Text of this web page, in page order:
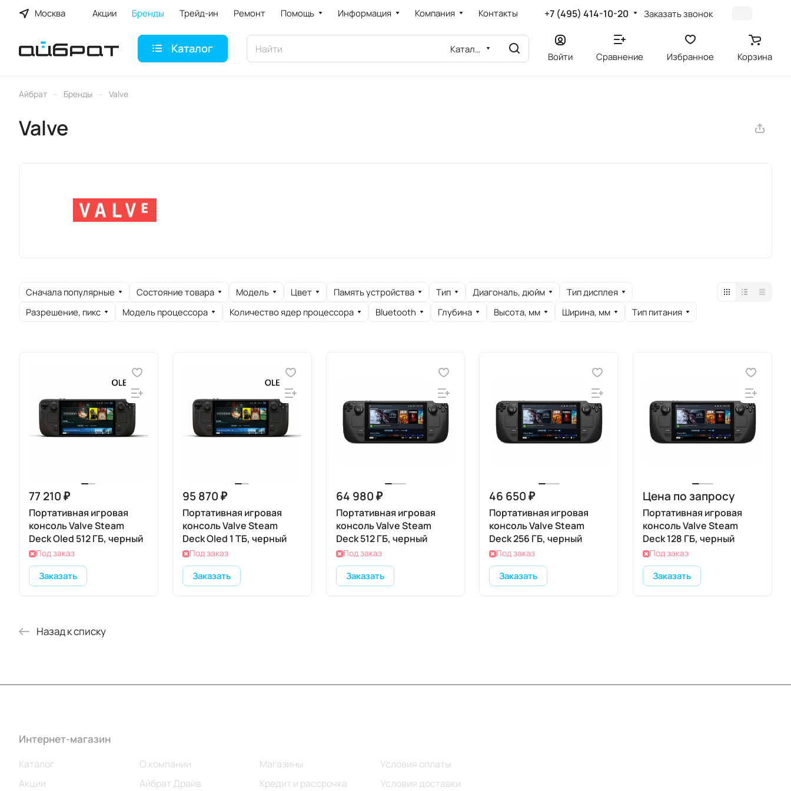
Москва Акции Бренды Трейд-ин Ремонт Помощь Информация Компания Контакты +7 (495) 414-10-20 Заказать звонок
Каталог Каталог
Войти Сравнение Избранное Корзина
Айбрат – Бренды – Valve
Valve
Сначала популярные Состояние товара Модель Цвет Память устройства Тип Диагональ, дюйм
Тип дисплея
Разрешение, пикс
Модель процессора Количество ядер процессора Bluetooth Глубина Высота, мм Ширина, мм Тип питания
77 210 ₽
Портативная игровая
консоль Valve Steam
Deck Oled 512 ГБ, черный
Под заказ
Заказать
95 870 ₽
Портативная игровая
консоль Valve Steam
Deck Oled 1 ТБ, черный
Под заказ
Заказать
64 980 ₽
Портативная игровая
консоль Valve Steam
Deck 512 ГБ, черный
Под заказ
Заказать
46 650 ₽
Портативная игровая
консоль Valve Steam
Deck 256 ГБ, черный
Под заказ
Заказать
Цена по запросу
Портативная игровая
консоль Valve Steam
Deck 128 ГБ, черный
Под заказ
Заказать
Назад к списку
Интернет-магазин
Каталог
Акции
О компании
Айбрат Драйв
Магазины
Кредит и рассрочка
Условия оплаты
Условия доставки